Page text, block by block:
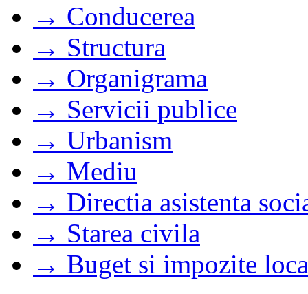
→ Conducerea
→ Structura
→ Organigrama
→ Servicii publice
→ Urbanism
→ Mediu
→ Directia asistenta
→ Starea civila
→ Buget si impozite